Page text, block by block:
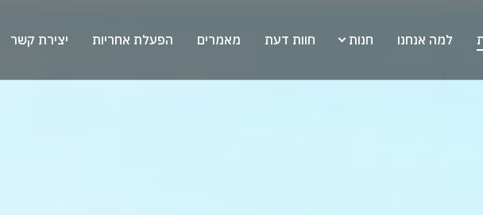
למה אנחנו חנות חוות דעת מאמרים הפעלת אחריות יצירת קשר